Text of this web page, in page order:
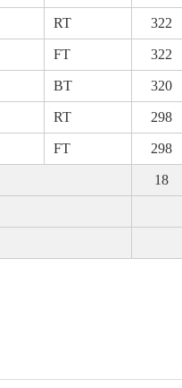
RT 322
FT 322
BT 320
RT 298
FT 298
18